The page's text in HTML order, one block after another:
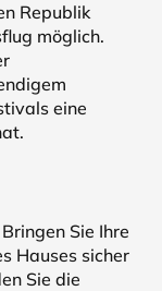
Republik
möglich.
eine
Sie Ihre
Hauses sicher
Sie die